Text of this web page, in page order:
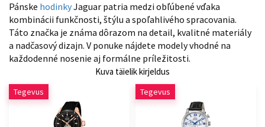
Pánske hodinkyJaguar patria medzi obľúbené vďaka
kombinácii funkčnosti, štýlu a spoľahlivého spracovania.
Táto značka je známa dôrazom na detail, kvalitné materiály
a nadčasový dizajn. V ponuke nájdete modely vhodné na
každodenné nosenie aj formálne príležitosti.
Kuva täielik kirjeldus
Tegevus Tegevus